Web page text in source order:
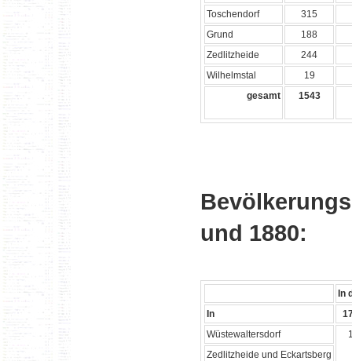
Toschendorf
315
Grund
188
Zedlitzheide
244
Wilhelmstal
19
gesamt
1543
und 1880:
In
In
Wüstewaltersdorf
Zedlitzheide und Eckartsberg